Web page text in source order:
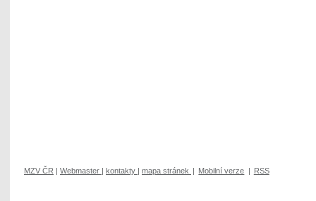
MZV ČR | Webmaster | kontakty | mapa stránek | Mobilní verze | RSS